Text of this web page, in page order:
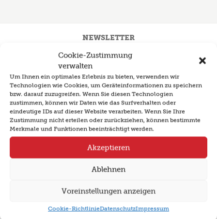
Cookie-Zustimmung
verwalten
Um Ihnen ein optimales Erlebnis zu bieten, verwenden wir
Technologien wie Cookies, um Geräteinformationen zu speichern
bzw. darauf zuzugreifen. Wenn Sie diesen Technologien
zustimmen, können wir Daten wie das Surfverhalten oder
eindeutige IDs auf dieser Website verarbeiten. Wenn Sie Ihre
Zustimmung nicht erteilen oder zurückziehen, können bestimmte
Merkmale und Funktionen beeinträchtigt werden.
Akzeptieren
Ablehnen
Voreinstellungen anzeigen
Cookie-RichtlinieDatenschutzImpressum
NEWSLETTER
Unser Newsletter versorgt Sie wöchentlich mit tollen
Rezeptideen und hilfreichen Tipps & Tricks für die
Küche.
Mit dem Wochenplan erhalten Sie einfache & saisonale
Menüvorschläge für die ganze Woche! Unsere Antwort
auf die Frage: «Was soll ich heute kochen?»
Newsletter abonnieren
KOCHWISSEN
Kulipedia
Tipps & Tricks
Gut zu wissen
Gewusst wie